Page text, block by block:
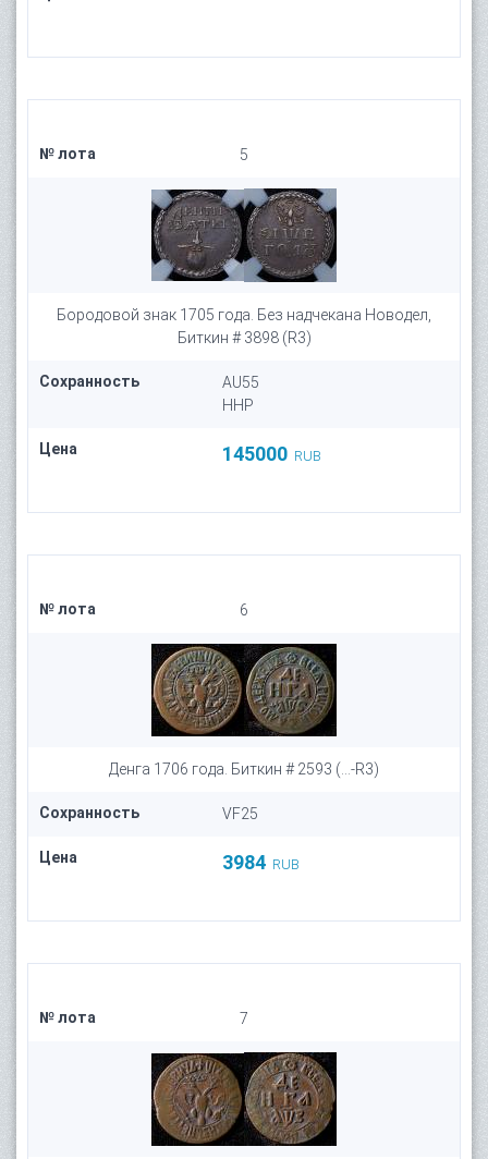
№ лота 5
Бородовой знак 1705 года. Без надчекана Новодел,
Биткин # 3898 (R3)
Сохранность
AU55
HHP
Цена 145000 RUB
№ лота 6
Денга 1706 года. Биткин # 2593 (...-R3)
Сохранность VF25
Цена 3984 RUB
№ лота 7